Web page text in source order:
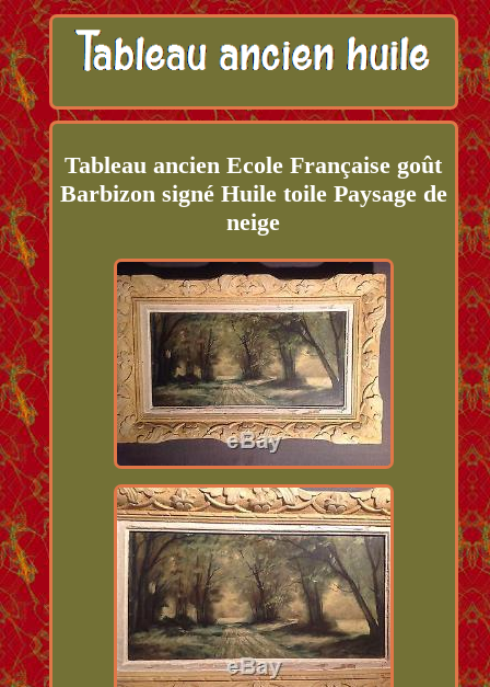
Tableau ancien Ecole Française goût
Barbizon signé Huile toile Paysage de
neige